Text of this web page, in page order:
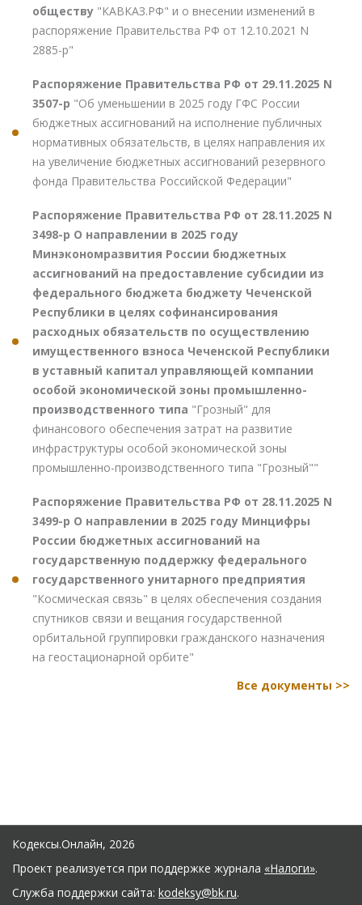
обществу "КАВКАЗ.РФ" и о внесении изменений в
распоряжение Правительства РФ от 12.10.2021 N
2885-р"
Распоряжение Правительства РФ от 29.11.2025 N
3507-р "Об уменьшении в 2025 году ГФС России
бюджетных ассигнований на исполнение публичных
нормативных обязательств, в целях направления их
на увеличение бюджетных ассигнований резервного
фонда Правительства Российской Федерации"
Распоряжение Правительства РФ от 28.11.2025 N
3498-р О направлении в 2025 году
Минэкономразвития России бюджетных
ассигнований на предоставление субсидии из
федерального бюджета бюджету Чеченской
Республики в целях софинансирования
расходных обязательств по осуществлению
имущественного взноса Чеченской Республики
в уставный капитал управляющей компании
особой экономической зоны промышленно-
производственного типа "Грозный" для
финансового обеспечения затрат на развитие
инфраструктуры особой экономической зоны
промышленно-производственного типа "Грозный""
Распоряжение Правительства РФ от 28.11.2025 N
3499-р О направлении в 2025 году Минцифры
России бюджетных ассигнований на
государственную поддержку федерального
государственного унитарного предприятия
"Космическая связь" в целях обеспечения создания
спутников связи и вещания государственной
орбитальной группировки гражданского назначения
на геостационарной орбите"
Все документы >>
Кодексы.Онлайн, 2026
Проект реализуется при поддержке журнала «Налоги».
Служба поддержки сайта: kodeksy@bk.ru.